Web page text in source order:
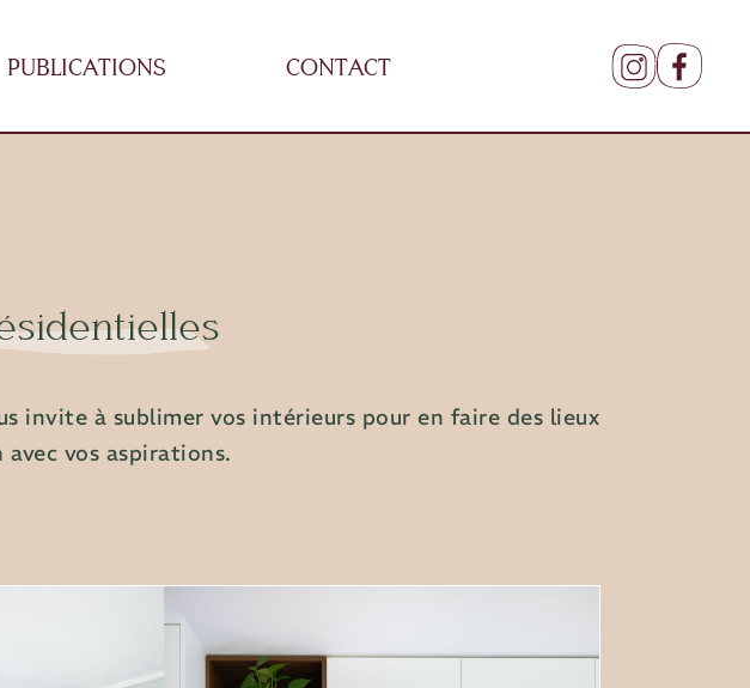
PUBLICATIONS CONTACT
invite à sublimer vos intérieurs pour en faire des lieux
vos aspirations.